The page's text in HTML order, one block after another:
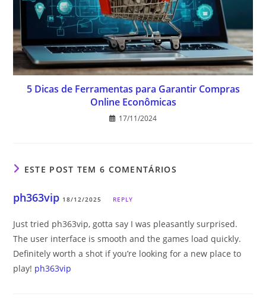
5 Dicas de Ferramentas para Garantir Compras
Online Econômicas
17/11/2024
ESTE POST TEM 6 COMENTÁRIOS
ph363vip 18/12/2025 REPLY
Just tried ph363vip, gotta say I was pleasantly surprised.
The user interface is smooth and the games load quickly.
Definitely worth a shot if you’re looking for a new place to
play! ph363vip